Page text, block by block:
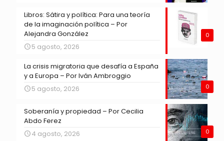
0
Libros: Sátira y política: Para una teoría
de la imaginación política – Por
Alejandra González
5 agosto, 2026
0
La crisis migratoria que desafía a España
y a Europa – Por Iván Ambroggio
5 agosto, 2026
0
Soberanía y propiedad – Por Cecilia
Abdo Ferez
4 agosto, 2026